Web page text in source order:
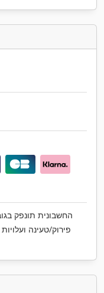
החשבונית תונפק
פירוק/טעינה